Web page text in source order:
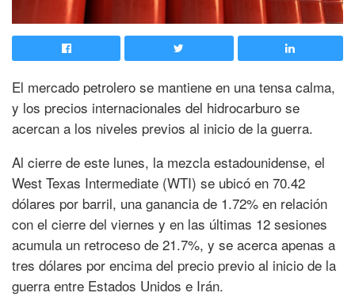
El mercado petrolero se mantiene en una tensa calma,
y los precios internacionales del hidrocarburo se
acercan a los niveles previos al inicio de la guerra.
Al cierre de este lunes, la mezcla estadounidense, el
West Texas Intermediate (WTI) se ubicó en 70.42
dólares por barril, una ganancia de 1.72% en relación
con el cierre del viernes y en las últimas 12 sesiones
acumula un retroceso de 21.7%, y se acerca apenas a
tres dólares por encima del precio previo al inicio de la
guerra entre Estados Unidos e Irán.